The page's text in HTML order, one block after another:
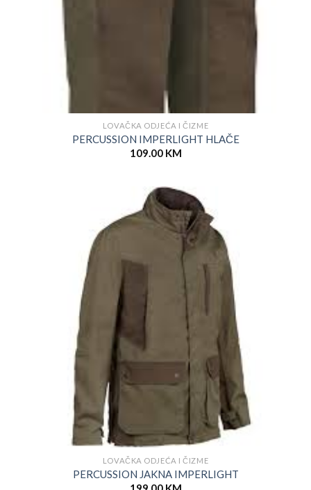
LOVAČKA ODJEĆA I ČIZME
PERCUSSION IMPERLIGHT HLAČE
109.00 KM
LOVAČKA ODJEĆA I ČIZME
PERCUSSION JAKNA IMPERLIGHT